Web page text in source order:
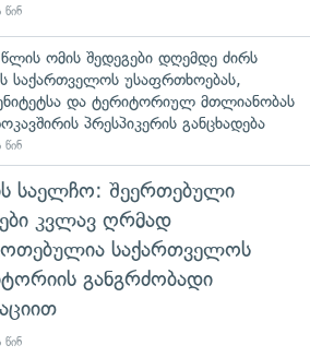
წინ
ომის შედეგები დღემდე ძირს
საქართველოს უსაფრთხოებას,
და ტერიტორიულ მთლიანობას
პრესპიკერის განცხადება
წინ
საელჩო: შეერთებული
კვლავ ღრმად
საქართველოს
განგრძობადი
წინ